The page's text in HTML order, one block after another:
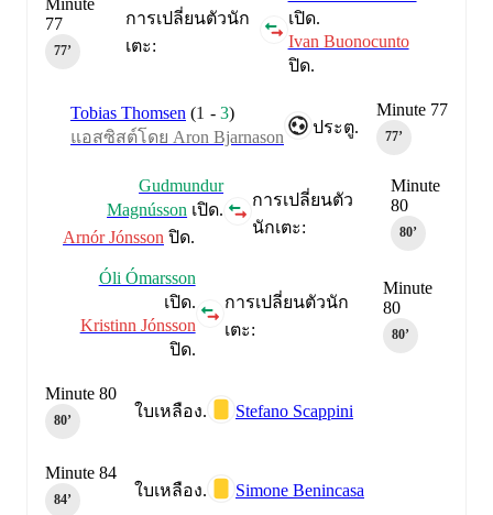
การเปลี่ยนตัวนัก
เตะ:
เปิด.
Ivan Buonocunto
ปิด.
77
77‎’‎
Minute 77
77‎’‎
ประตู.
Tobias Thomsen (1 -3)
แอสซิสต์โดย Aron Bjarnason
Minute
80
80‎’‎
การเปลี่ยนตัว
นักเตะ:
Gudmundur
Magnússon เปิด.
Arnór Jónsson ปิด.
Minute
80
80‎’‎
การเปลี่ยนตัวนัก
เตะ:
Óli Ómarsson
เปิด.
Kristinn Jónsson
ปิด.
ใบเหลือง. Stefano Scappini
Minute 80
80‎’‎
ใบเหลือง. Simone Benincasa
Minute 84
84‎’‎